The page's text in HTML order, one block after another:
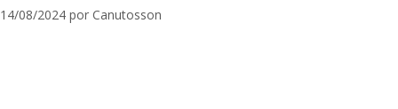
14/08/2024 por Canutosson